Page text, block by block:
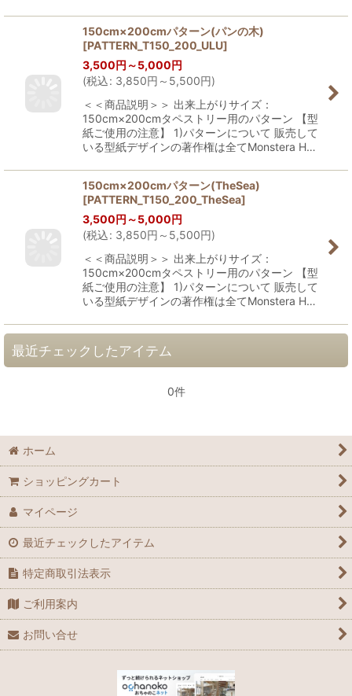
150cm×200cmパターン(パンの木)
[PATTERN_T150_200_ULU]
3,500円 ～5,000円
(税込: 3,850円 ～5,500円)
＜＜商品説明＞＞ 出来上がりサイズ：
150cm×200cmタペストリー用のパターン 【型
紙ご使用の注意】 1)パターンについて 販売して
いる型紙デザインの著作権は全てMonstera H…
150cm×200cmパターン(TheSea)
[PATTERN_T150_200_TheSea]
3,500円 ～5,000円
(税込: 3,850円 ～5,500円)
＜＜商品説明＞＞ 出来上がりサイズ：
150cm×200cmタペストリー用のパターン 【型
紙ご使用の注意】 1)パターンについて 販売して
いる型紙デザインの著作権は全てMonstera H…
最近チェックしたアイテム
0件
ホーム
ショッピングカート
マイページ
最近チェックしたアイテム
特定商取引法表示
ご利用案内
お問い合せ